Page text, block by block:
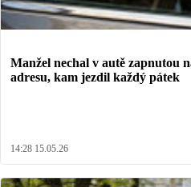
Manžel nechal v autě zapnutou
adresu, kam jezdil každý pátek
14:28 15.05.26